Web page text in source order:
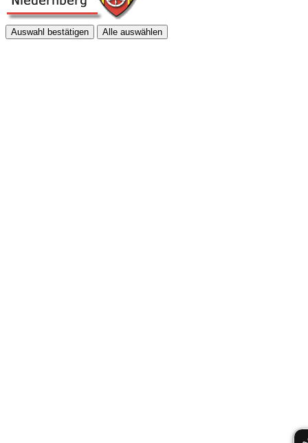
Auswahl bestätigen Alle auswählen